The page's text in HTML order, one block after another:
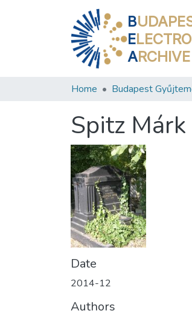
B
E
ARCHIVE
Home Budapest
Spitz Márk
Date
2014-12
Authors